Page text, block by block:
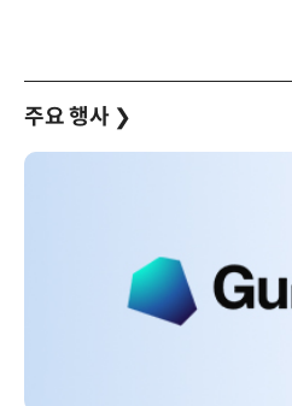
주요 행사 ❯